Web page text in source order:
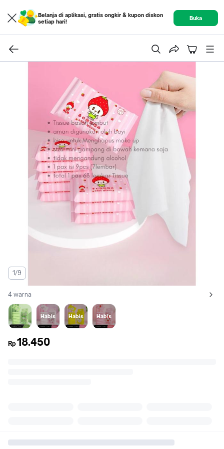
Belanja di aplikasi, gratis ongkir & kupon diskon
setiap hari!
Buka
1/9
Lihat semua variant:
4 warna
TISU HIJAU
Habis
TISU PINK
Habis
TISU KUNING
Habis
TISU MERAH
Rp18.450